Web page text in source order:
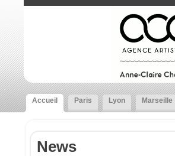
Accueil Paris Lyon Marseille
News